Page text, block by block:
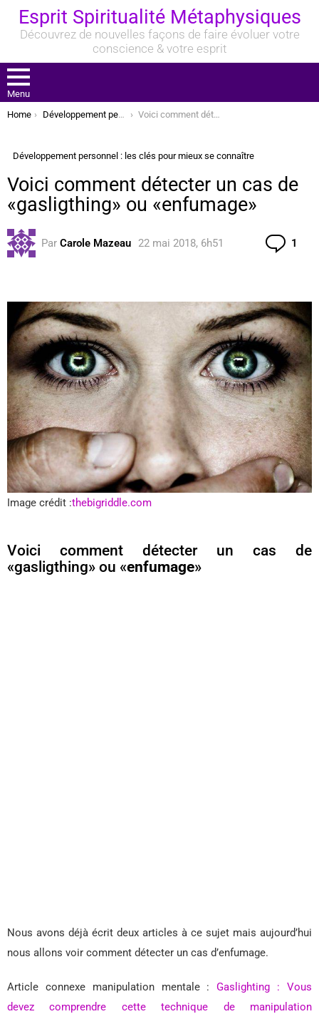
Esprit Spiritualité Métaphysiques
Découvrez de nouvelles façons de faire évoluer votre
conscience & votre esprit
Menu
You are here:
Home Développement personnel : les clés pour mieux se connaître Voici comment détecter un cas de «gasligthing» ou «enfumage»
Développement personnel : les clés pour mieux se connaître
Voici comment détecter un cas de
«gasligthing» ou «enfumage»
Par Carole Mazeau 22 mai 2018, 6h51 1
Image crédit :thebigriddle.com
Voici comment détecter un cas de
«gasligthing» ou «enfumage»
Nous avons déjà écrit deux articles à ce sujet mais aujourd’hui
nous allons voir comment détecter un cas d’enfumage.
Article connexe manipulation mentale :Gaslighting : Vous
devez comprendre cette technique de manipulation